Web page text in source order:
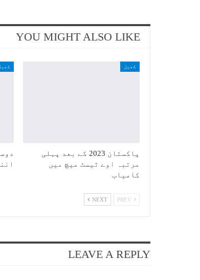
YOU MIGHT ALSO LIKE
کھیل
پاکستان 2023 کے بعد پہلی
مرتبہ اوے ٹیسٹ میچ میں
کامیاب
کھیل
اننگز
NEXT
LEAVE A REPLY